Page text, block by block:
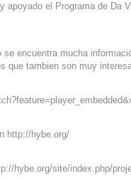
apoyado el Programa de Da
encuentra mucha
que tambien son muy
http://hybe.org/
hybe.org/site/index.php/